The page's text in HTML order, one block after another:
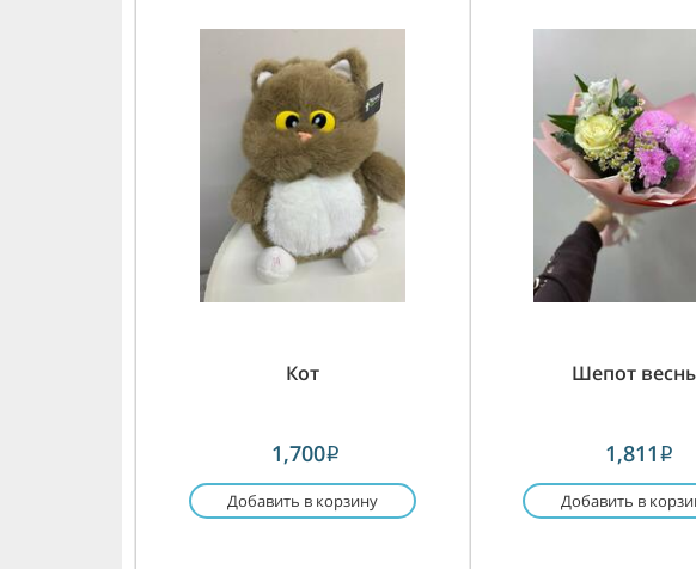
Кот
1,700i
Добавить в корзину
Шепот
1,811 i
Добавить в